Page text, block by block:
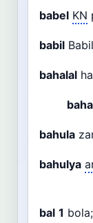
babel KN
babil
bahalal
bahula
bahulya
bal 1 bola;